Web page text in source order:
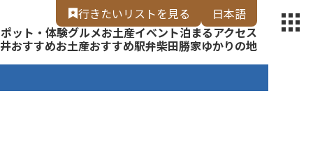
福いろ】
行きたいリストを見る
日本語
English
ット・体験グルメお土産イベント泊まるアクセス
おすすめお土産おすすめ駅弁柴田勝家ゆかりの地